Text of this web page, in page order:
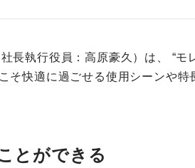
執行役員：高原豪久）は、 “モ
快適に過ごせる使用シーンや特
とができる